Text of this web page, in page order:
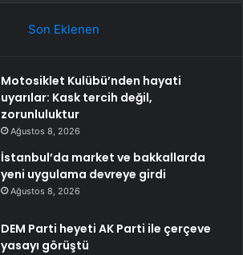
Son Eklenen
Motosiklet Kulübü’nden hayati
uyarılar: Kask tercih değil,
zorunluluktur
Ağustos 8, 2026
İstanbul’da market ve bakkallarda
yeni uygulama devreye girdi
Ağustos 8, 2026
DEM Parti heyeti AK Parti ile çerçeve
yasayı görüştü